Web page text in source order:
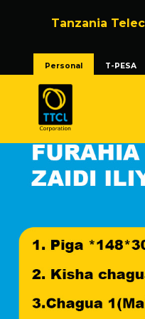
Tanzania
Personal T-PESA